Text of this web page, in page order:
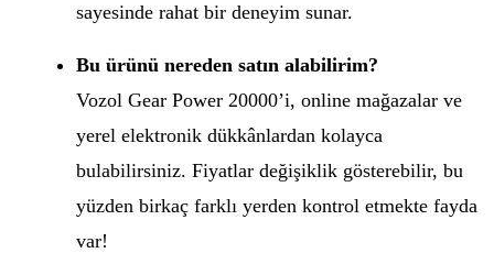
sayesinde rahat bir deneyim sunar.
Bu ürünü nereden satın alabilirim?
Vozol Gear Power 20000’i, online mağazalar ve
yerel elektronik dükkânlardan kolayca
bulabilirsiniz. Fiyatlar değişiklik gösterebilir, bu
yüzden birkaç farklı yerden kontrol etmekte fayda
var!